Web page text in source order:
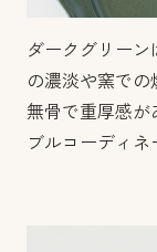
ダークグリー
の濃淡や窯での
無骨で重厚感が
ブルコーディネ